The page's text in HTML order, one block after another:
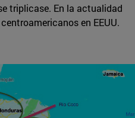
triplicase. En la actualidad
en EEUU.